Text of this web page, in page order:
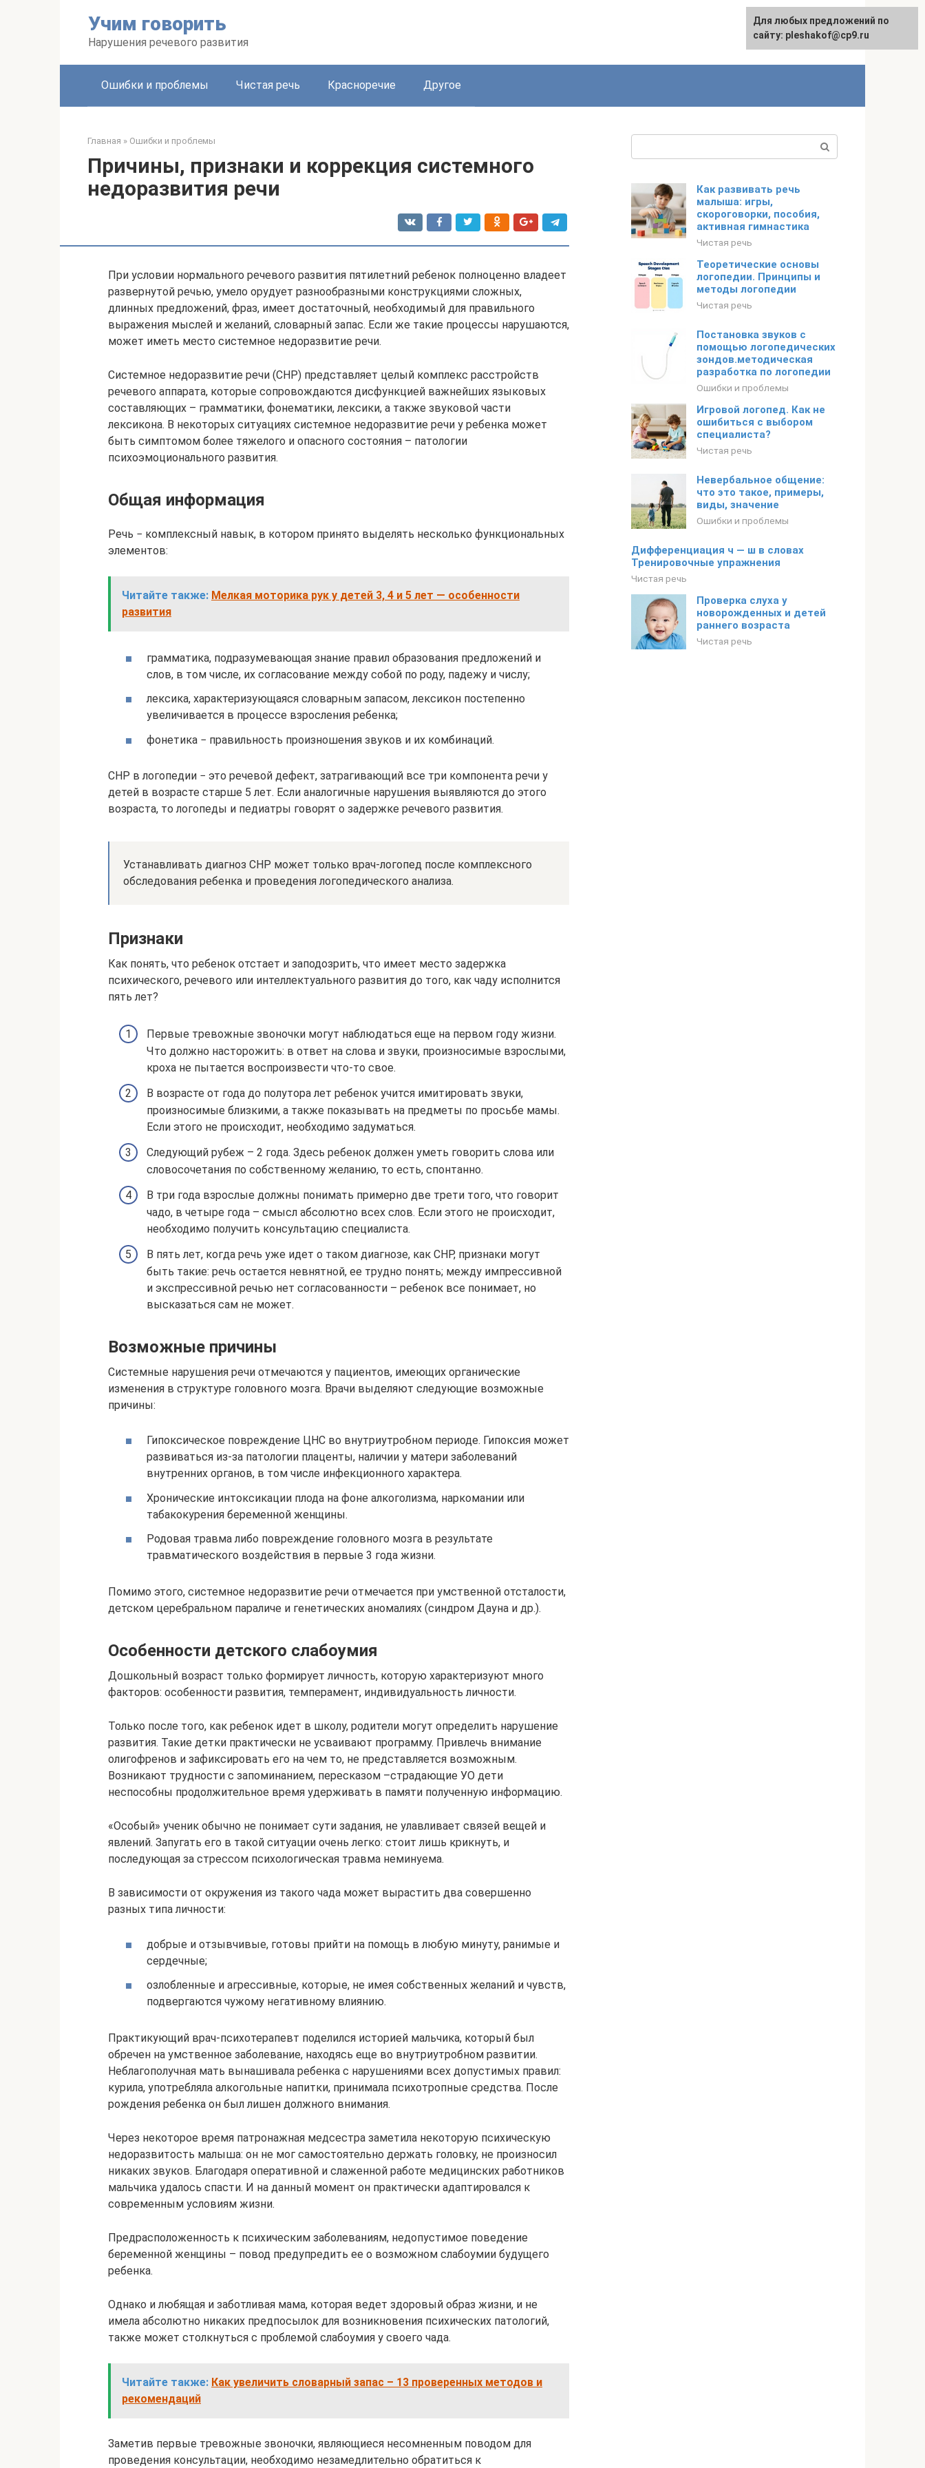
Учим говорить
Нарушения речевого развития
Ошибки и проблемы Чистая речь Красноречие Другое
Главная » Ошибки и проблемы
Причины, признаки и коррекция системного
недоразвития речи
При условии нормального речевого развития пятилетний ребенок полноценно владеет
развернутой речью, умело орудует разнообразными конструкциями сложных,
длинных предложений, фраз, имеет достаточный, необходимый для правильного
выражения мыслей и желаний, словарный запас. Если же такие процессы нарушаются,
может иметь место системное недоразвитие речи.
Системное недоразвитие речи (СНР) представляет целый комплекс расстройств
речевого аппарата, которые сопровождаются дисфункцией важнейших языковых
составляющих – грамматики, фонематики, лексики, а также звуковой части
лексикона. В некоторых ситуациях системное недоразвитие речи у ребенка может
быть симптомом более тяжелого и опасного состояния – патологии
психоэмоционального развития.
Общая информация
Речь − комплексный навык, в котором принято выделять несколько функциональных
элементов:
Читайте также: Мелкая моторика рук у детей 3, 4 и 5 лет — особенности
развития
грамматика, подразумевающая знание правил образования предложений и
слов, в том числе, их согласование между собой по роду, падежу и числу;
лексика, характеризующаяся словарным запасом, лексикон постепенно
увеличивается в процессе взросления ребенка;
фонетика − правильность произношения звуков и их комбинаций.
СНР в логопедии − это речевой дефект, затрагивающий все три компонента речи у
детей в возрасте старше 5 лет. Если аналогичные нарушения выявляются до этого
возраста, то логопеды и педиатры говорят о задержке речевого развития.
Устанавливать диагноз СНР может только врач-логопед после комплексного
обследования ребенка и проведения логопедического анализа.
Признаки
Как понять, что ребенок отстает и заподозрить, что имеет место задержка
психического, речевого или интеллектуального развития до того, как чаду исполнится
пять лет?
Первые тревожные звоночки могут наблюдаться еще на первом году жизни.
Что должно насторожить: в ответ на слова и звуки, произносимые взрослыми,
кроха не пытается воспроизвести что-то свое.
В возрасте от года до полутора лет ребенок учится имитировать звуки,
произносимые близкими, а также показывать на предметы по просьбе мамы.
Если этого не происходит, необходимо задуматься.
Следующий рубеж – 2 года. Здесь ребенок должен уметь говорить слова или
словосочетания по собственному желанию, то есть, спонтанно.
В три года взрослые должны понимать примерно две трети того, что говорит
чадо, в четыре года – смысл абсолютно всех слов. Если этого не происходит,
необходимо получить консультацию специалиста.
В пять лет, когда речь уже идет о таком диагнозе, как СНР, признаки могут
быть такие: речь остается невнятной, ее трудно понять; между импрессивной
и экспрессивной речью нет согласованности – ребенок все понимает, но
высказаться сам не может.
Возможные причины
Системные нарушения речи отмечаются у пациентов, имеющих органические
изменения в структуре головного мозга. Врачи выделяют следующие возможные
причины:
Гипоксическое повреждение ЦНС во внутриутробном периоде. Гипоксия может
развиваться из-за патологии плаценты, наличии у матери заболеваний
внутренних органов, в том числе инфекционного характера.
Хронические интоксикации плода на фоне алкоголизма, наркомании или
табакокурения беременной женщины.
Родовая травма либо повреждение головного мозга в результате
травматического воздействия в первые 3 года жизни.
Помимо этого, системное недоразвитие речи отмечается при умственной отсталости,
детском церебральном параличе и генетических аномалиях (синдром Дауна и др.).
Особенности детского слабоумия
Дошкольный возраст только формирует личность, которую характеризуют много
факторов: особенности развития, темперамент, индивидуальность личности.
Только после того, как ребенок идет в школу, родители могут определить нарушение
развития. Такие детки практически не усваивают программу. Привлечь внимание
олигофренов и зафиксировать его на чем то, не представляется возможным.
Возникают трудности с запоминанием, пересказом –страдающие УО дети
неспособны продолжительное время удерживать в памяти полученную информацию.
«Особый» ученик обычно не понимает сути задания, не улавливает связей вещей и
явлений. Запугать его в такой ситуации очень легко: стоит лишь крикнуть, и
последующая за стрессом психологическая травма неминуема.
В зависимости от окружения из такого чада может вырастить два совершенно
разных типа личности:
добрые и отзывчивые, готовы прийти на помощь в любую минуту, ранимые и
сердечные;
озлобленные и агрессивные, которые, не имея собственных желаний и чувств,
подвергаются чужому негативному влиянию.
Практикующий врач-психотерапевт поделился историей мальчика, который был
обречен на умственное заболевание, находясь еще во внутриутробном развитии.
Неблагополучная мать вынашивала ребенка с нарушениями всех допустимых правил:
курила, употребляла алкогольные напитки, принимала психотропные средства. После
рождения ребенка он был лишен должного внимания.
Через некоторое время патронажная медсестра заметила некоторую психическую
недоразвитость малыша: он не мог самостоятельно держать головку, не произносил
никаких звуков. Благодаря оперативной и слаженной работе медицинских работников
мальчика удалось спасти. И на данный момент он практически адаптировался к
современным условиям жизни.
Предрасположенность к психическим заболеваниям, недопустимое поведение
беременной женщины – повод предупредить ее о возможном слабоумии будущего
ребенка.
Однако и любящая и заботливая мама, которая ведет здоровый образ жизни, и не
имела абсолютно никаких предпосылок для возникновения психических патологий,
также может столкнуться с проблемой слабоумия у своего чада.
Читайте также: Как увеличить словарный запас – 13 проверенных методов и
рекомендаций
Заметив первые тревожные звоночки, являющиеся несомненным поводом для
проведения консультации, необходимо незамедлительно обратиться к
Как развивать речь
малыша: игры,
скороговорки, пособия,
активная гимнастика
Чистая речь
Теоретические основы
логопедии. Принципы и
методы логопедии
Чистая речь
Постановка звуков с
помощью логопедических
зондов.методическая
разработка по логопедии
Ошибки и проблемы
Игровой логопед. Как не
ошибиться с выбором
специалиста?
Чистая речь
Невербальное общение:
что это такое, примеры,
виды, значение
Ошибки и проблемы
Дифференциация ч — ш в словах
Тренировочные упражнения
Чистая речь
Проверка слуха у
новорожденных и детей
раннего возраста
Чистая речь
Для любых предложений по
сайту: pleshakof@cp9.ru